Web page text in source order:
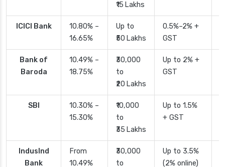
₹15 Lakhs
ICICI Bank
10.80% –
16.65%
Up to
₹50 Lakhs
0.5%–2% +
GST
Bank of
Baroda
10.49% –
18.75%
₹30,000
to
₹20 Lakhs
Up to 2% +
GST
SBI
10.30% –
15.30%
₹10,000
to
₹35 Lakhs
Up to 1.5%
+ GST
IndusInd
Bank
From
10.49%
₹30,000
to
Up to 3.5%
(2% online)